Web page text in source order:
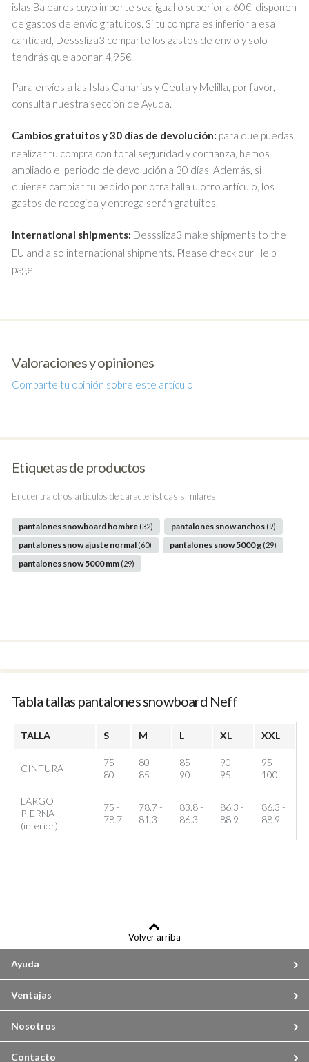
islas Baleares cuyo importe sea igual o superior a 60€, disponen
de gastos de envío gratuitos. Si tu compra es inferior a esa
cantidad, Desssliza3 comparte los gastos de envío y solo
tendrás que abonar 4,95€.
Para envíos a las Islas Canarias y Ceuta y Melilla, por favor,
consulta nuestra sección de Ayuda.
Cambios gratuitos y 30 días de devolución: para que puedas
realizar tu compra con total seguridad y confianza, hemos
ampliado el periodo de devolución a 30 días. Además, si
quieres cambiar tu pedido por otra talla u otro artículo, los
gastos de recogida y entrega serán gratuitos.
International shipments: Desssliza3 make shipments to the
EU and also international shipments. Please check our Help
page.
Valoraciones y opiniones
Comparte tu opinión sobre este artículo
Etiquetas de productos
Encuentra otros artículos de características similares:
pantalones snowboard hombre (32) pantalones snow anchos (9)
pantalones snow ajuste normal (60) pantalones snow 5000 g (29)
pantalones snow 5000 mm (29)
Tabla tallas pantalones snowboard Neff
TALLA S M L XL XXL
CINTURA
75 -
80
80 -
85
85 -
90
90 -
95
95 -
100
LARGO
PIERNA
(interior)
75 -
78.7
78.7 -
81.3
83.8 -
86.3
86.3 -
88.9
86.3 -
88.9
Volver arriba
Ayuda
Ventajas
Nosotros
Contacto